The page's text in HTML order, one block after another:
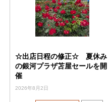
☆出店日程の修正☆ 夏休み
の銀河プラザ苫屋セールを開
催
2026年8月2日